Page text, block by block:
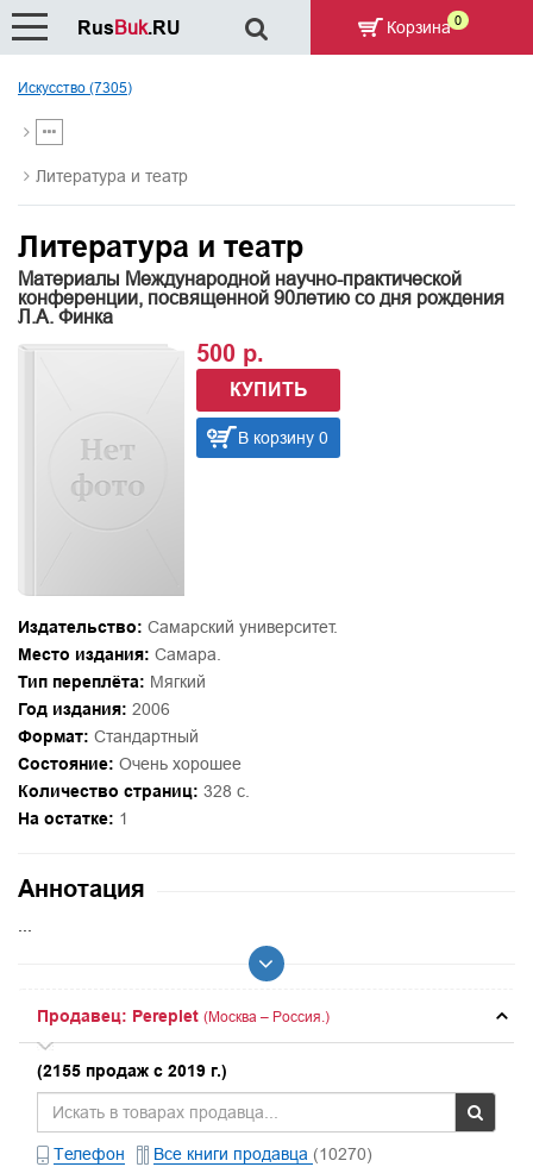
Искусство (7305)
Литература и театр
Литература и театр
Материалы Международной научно-практической
конференции, посвященной 90летию со дня рождения
Л.А. Финка
500 р.
КУПИТЬ
В корзину 0
Издательство: Самарский университет.
Место издания: Самара.
Тип переплёта: Мягкий
Год издания: 2006
Формат: Стандартный
Состояние: Очень хорошее
Количество страниц: 328 с.
На остатке: 1
Аннотация
...
Продавец: Pereplet (Москва – Россия.)
(2155 продаж с 2019 г.)
Телефон Все книги продавца (10270)
RusBuk.RU Корзина 0